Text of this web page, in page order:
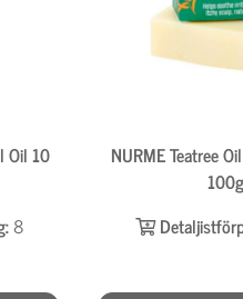
Oil 10
8
NURME Teatree
100g